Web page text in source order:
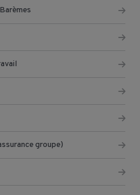
groupe)